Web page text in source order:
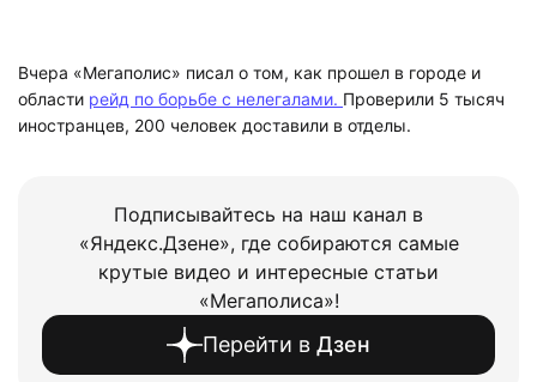
Вчера «Мегаполис» писал о том, как прошел в городе и
области рейд по борьбе с нелегалами. Проверили 5 тысяч
иностранцев, 200 человек доставили в отделы.
Подписывайтесь на наш канал в
«Яндекс.Дзене», где собираются самые
крутые видео и интересные статьи
«Мегаполиса»!
Перейти в Дзен